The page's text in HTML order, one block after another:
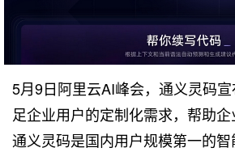
5月9日阿里云AI峰会，通义灵码
足企业用户的定制化需求，帮助企
通义灵码是国内用户规模第一的